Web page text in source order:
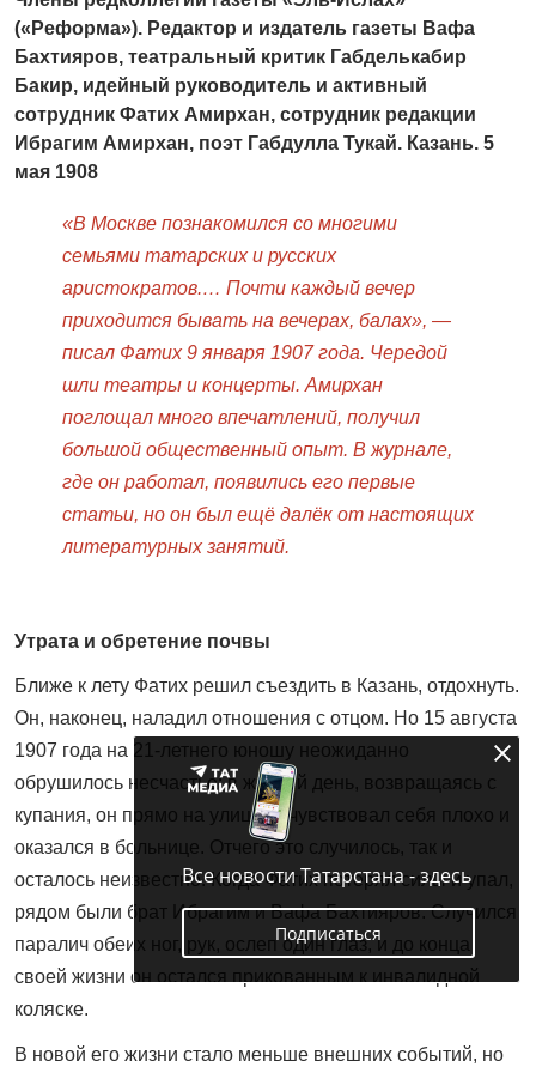
(«Реформа»). Редактор и издатель газеты Вафа
Бахтияров, театральный критик Габделькабир
Бакир, идейный руководитель и активный
сотрудник Фатих Амирхан, сотрудник редакции
Ибрагим Амирхан, поэт Габдулла Тукай. Казань. 5
мая 1908
«В Москве познакомился со многими
семьями татарских и русских
аристократов.… Почти каждый вечер
приходится бывать на вечерах, балах», —
писал Фатих 9 января 1907 года. Чередой
шли театры и концерты. Амирхан
поглощал много впечатлений, получил
большой общественный опыт. В журнале,
где он работал, появились его первые
статьи, но он был ещё далёк от настоящих
литературных занятий.
Утрата и обретение почвы
Ближе к лету Фатих решил съездить в Казань, отдохнуть.
Он, наконец, наладил отношения с отцом. Но 15 августа
1907 года на 21-летнего юношу неожиданно
обрушилось несчастье: в жаркий день, возвращаясь с
купания, он прямо на улице почувствовал себя плохо и
оказался в больнице. Отчего это случилось, так и
осталось неизвестно. Когда Фатих потерял силы и упал,
рядом были брат Ибрагим и Вафа Бахтияров. Случился
паралич обеих ног, рук, ослеп один глаз, и до конца
своей жизни он остался прикованным к инвалидной
коляске.
В новой его жизни стало меньше внешних событий, но
Все новости Татарстана - здесь
Подписаться